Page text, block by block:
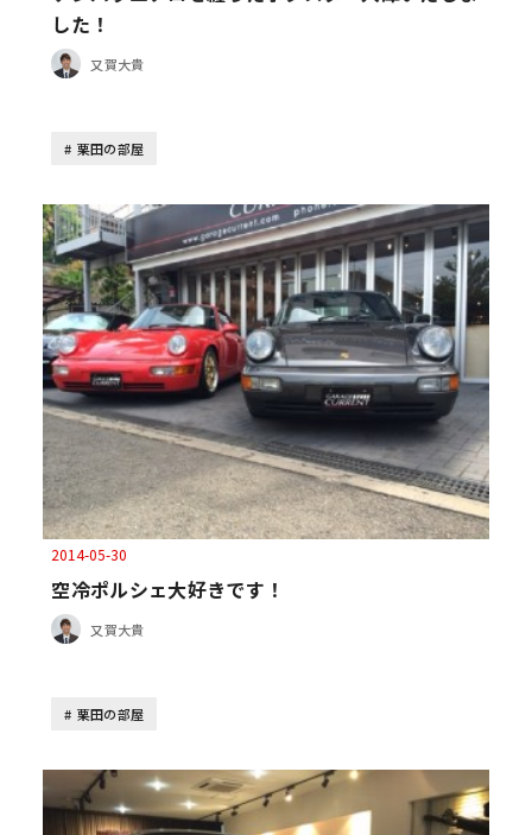
した！
又賀大貴
栗田の部屋
2014-05-30
空冷ポルシェ大好きです！
又賀大貴
栗田の部屋